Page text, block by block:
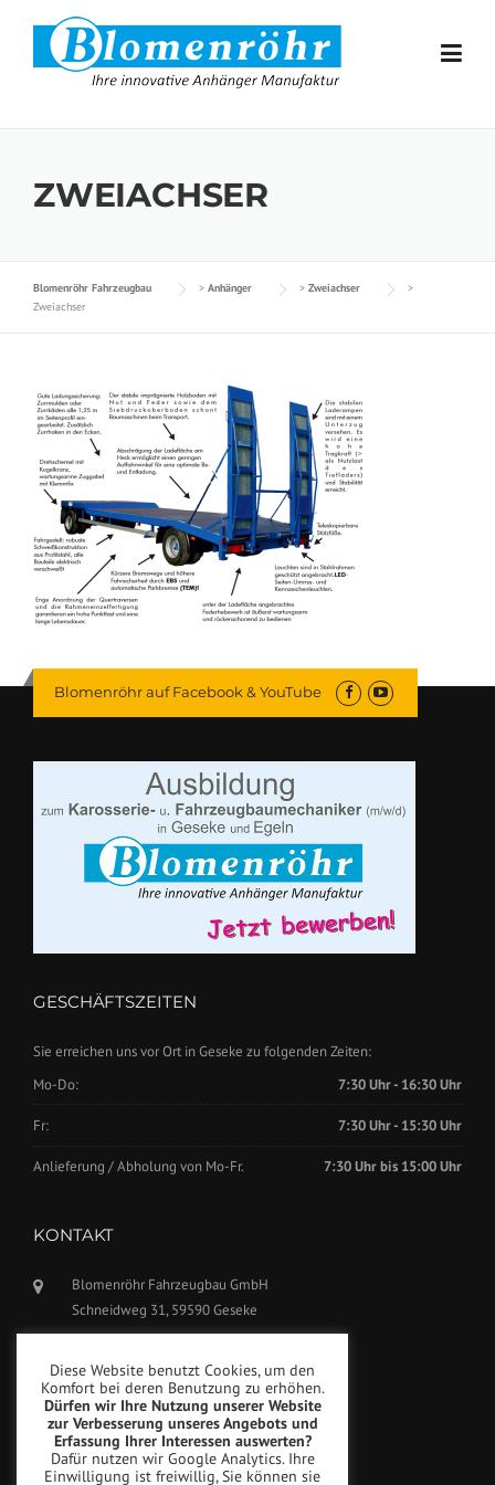
Skip to content
ZWEIACHSER
Blomenröhr Fahrzeugbau > Anhänger > Zweiachser
>
Zweiachser
Blomenröhr auf Facebook & YouTube
GESCHÄFTSZEITEN
Sie erreichen uns vor Ort in Geseke zu folgenden Zeiten:
Mo-Do:
7:30 Uhr - 16:30 Uhr
Fr: 7:30 Uhr - 15:30 Uhr
Anlieferung / Abholung von Mo-Fr. 7:30 Uhr bis 15:00 Uhr
KONTAKT
Blomenröhr Fahrzeugbau GmbH
Schneidweg 31, 59590 Geseke
Fax: +49(0)2942-5799777
info@blomenroehr.com
Diese Website benutzt Cookies, um den
Komfort bei deren Benutzung zu erhöhen.
Dürfen wir Ihre Nutzung unserer Website
zur Verbesserung unseres Angebots und
Erfassung Ihrer Interessen auswerten?
Dafür nutzen wir Google Analytics. Ihre
Einwilligung ist freiwillig, Sie können sie